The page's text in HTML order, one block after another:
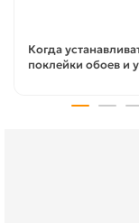
Когда
поклейки обоев и